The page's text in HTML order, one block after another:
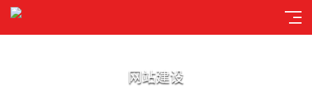
网站建设